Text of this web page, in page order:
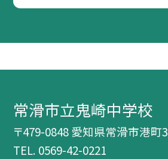
常滑市立鬼崎中学校
〒479-0848 愛知県常滑市港町
TEL. 0569-42-0221